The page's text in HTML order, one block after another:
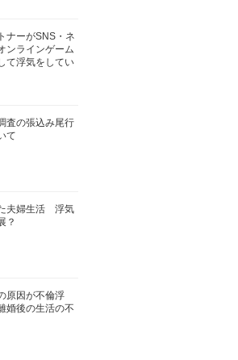
ナーがSNS・ネ
ンラインゲーム
て浮気をしてい
査の張込み尾行
て
夫婦生活 浮気
？
原因が不倫浮
後の生活の不